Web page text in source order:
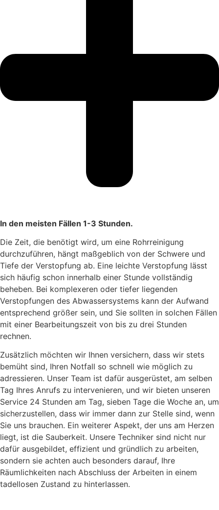
In den meisten Fällen 1-3 Stunden.
Die Zeit, die benötigt wird, um eine Rohrreinigung
durchzuführen, hängt maßgeblich von der Schwere und
Tiefe der Verstopfung ab. Eine leichte Verstopfung lässt
sich häufig schon innerhalb einer Stunde vollständig
beheben. Bei komplexeren oder tiefer liegenden
Verstopfungen des Abwassersystems kann der Aufwand
entsprechend größer sein, und Sie sollten in solchen Fällen
mit einer Bearbeitungszeit von bis zu drei Stunden
rechnen.
Zusätzlich möchten wir Ihnen versichern, dass wir stets
bemüht sind, Ihren Notfall so schnell wie möglich zu
adressieren. Unser Team ist dafür ausgerüstet, am selben
Tag Ihres Anrufs zu intervenieren, und wir bieten unseren
Service 24 Stunden am Tag, sieben Tage die Woche an, um
sicherzustellen, dass wir immer dann zur Stelle sind, wenn
Sie uns brauchen. Ein weiterer Aspekt, der uns am Herzen
liegt, ist die Sauberkeit. Unsere Techniker sind nicht nur
dafür ausgebildet, effizient und gründlich zu arbeiten,
sondern sie achten auch besonders darauf, Ihre
Räumlichkeiten nach Abschluss der Arbeiten in einem
tadellosen Zustand zu hinterlassen.